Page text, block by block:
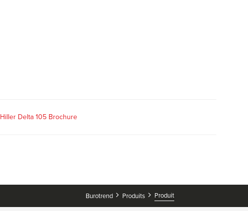
Hiller Delta 105 Brochure
Burotrend Produits Produit